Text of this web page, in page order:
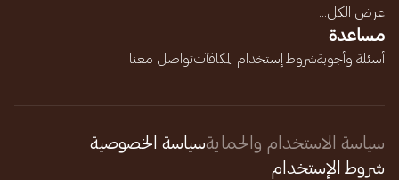
عرض الكل...
مساعدة
أسئلة وأجوبةشروط إستخدام المكافآتتواصل معنا
سياسة الاستخدام والحمايةسياسة الخصوصية
شروط الإستخدام